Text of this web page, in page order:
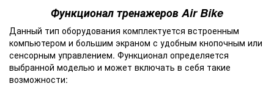
Функционал тренажеров Air Bike
Данный тип оборудования комплектуется встроенным
компьютером и большим экраном с удобным кнопочным или
сенсорным управлением. Функционал определяется
выбранной моделью и может включать в себя такие
возможности: